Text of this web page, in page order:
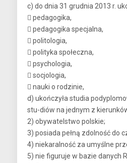
c) do dnia 31 grudnia 2013 r.
 pedagogika,
 pedagogika specjalna,
 politologia,
 polityka społeczna,
 psychologia,
 socjologia,
 nauki o rodzinie,
d) ukończyła studia
stu-diów na jednym z
2) obywatelstwo polskie;
3) posiada pełną zdolność do
4) niekaralność za umyślne
5) nie figuruje w bazie danych